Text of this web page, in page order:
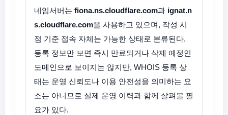
네임서버는 fiona.ns.cloudflare.com과 ignat.n
s.cloudflare.com을 사용하고 있으며, 작성 시
점 기준 접속 자체는 가능한 상태로 분류된다.
등록 정보만 보면 즉시 만료되거나 삭제 예정인
도메인으로 보이지는 않지만, WHOIS 등록 상
태는 운영 신뢰도나 이용 안전성을 의미하는 요
소는 아니므로 실제 운영 이력과 함께 살펴볼 필
요가 있다.